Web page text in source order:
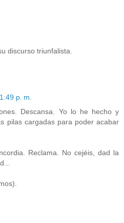
discurso triunfalista.
p. m.
Descansa. Yo lo he hecho y
pilas cargadas para poder acabar
Reclama. No cejéis, dad la